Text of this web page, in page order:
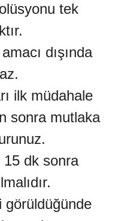
tek
dışında
ilk müdahale
sonra mutlaka
dk sonra
görüldüğünde